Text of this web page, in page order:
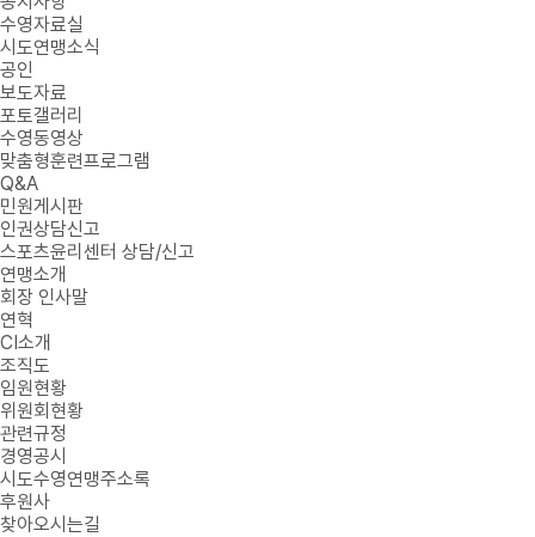
수영자료실
시도연맹소식
공인
보도자료
포토갤러리
수영동영상
맞춤형훈련프로그램
Q&A
민원게시판
인권상담신고
스포츠윤리센터 상담/신고
연맹소개
회장 인사말
연혁
CI소개
조직도
임원현황
위원회현황
관련규정
경영공시
시도수영연맹주소록
후원사
찾아오시는길